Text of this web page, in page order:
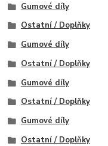
Gumové díly
Ostatní / Doplňky
Gumové díly
Ostatní / Doplňky
Gumové díly
Ostatní / Doplňky
Gumové díly
Ostatní / Doplňky